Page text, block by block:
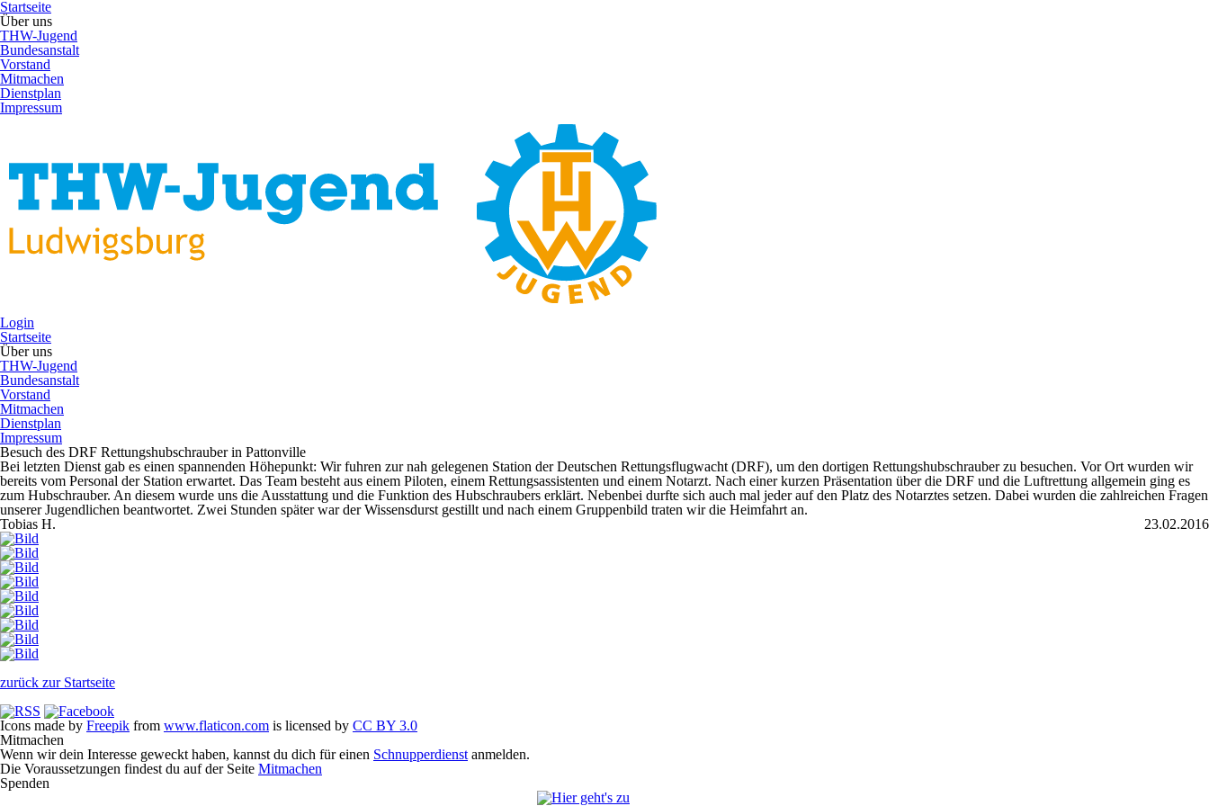
Startseite
Über uns
THW-Jugend
Bundesanstalt
Vorstand
Mitmachen
Dienstplan
Impressum
Login
Startseite
Über uns
THW-Jugend
Bundesanstalt
Vorstand
Mitmachen
Dienstplan
Impressum
Besuch des DRF Rettungshubschrauber in Pattonville
Bei letzten Dienst gab es einen spannenden Höhepunkt: Wir fuhren zur nah gelegenen Station der Deutschen Rettungsflugwacht (DRF), um den dortigen Rettungshubschrauber zu besuchen. Vor Ort wurden wir
bereits vom Personal der Station erwartet. Das Team besteht aus einem Piloten, einem Rettungsassistenten und einem Notarzt. Nach einer kurzen Präsentation über die DRF und die Luftrettung allgemein ging es
zum Hubschrauber. An diesem wurde uns die Ausstattung und die Funktion des Hubschraubers erklärt. Nebenbei durfte sich auch mal jeder auf den Platz des Notarztes setzen. Dabei wurden die zahlreichen Fragen
unserer Jugendlichen beantwortet. Zwei Stunden später war der Wissensdurst gestillt und nach einem Gruppenbild traten wir die Heimfahrt an.
Tobias H.
23.02.2016
zurück zur Startseite
Icons made by Freepik from www.flaticon.com is licensed by CC BY 3.0
Mitmachen
Wenn wir dein Interesse geweckt haben, kannst du dich für einen Schnupperdienst anmelden.
Die Voraussetzungen findest du auf der Seite Mitmachen
Spenden